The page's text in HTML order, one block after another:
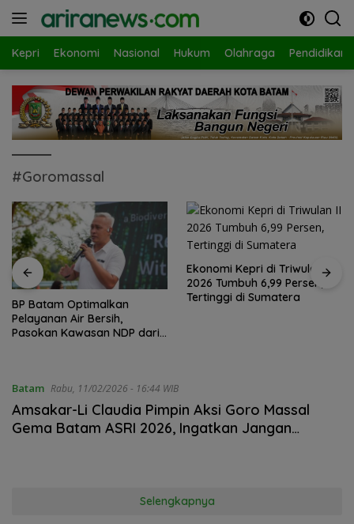
Kepri Ekonomi Nasional Hukum Olahraga Pendidikan
#Goromassal
BP Batam Optimalkan
Pelayanan Air Bersih,
Pasokan Kawasan NDP dari
Ekonomi Kepri di Triwulan II
2026 Tumbuh 6,99 Persen,
Tertinggi di Sumatera
Batam Rabu, 11/02/2026 - 16:44 WIB
Amsakar-Li Claudia Pimpin Aksi Goro Massal
Gema Batam ASRI 2026, Ingatkan Jangan
Selengkapnya